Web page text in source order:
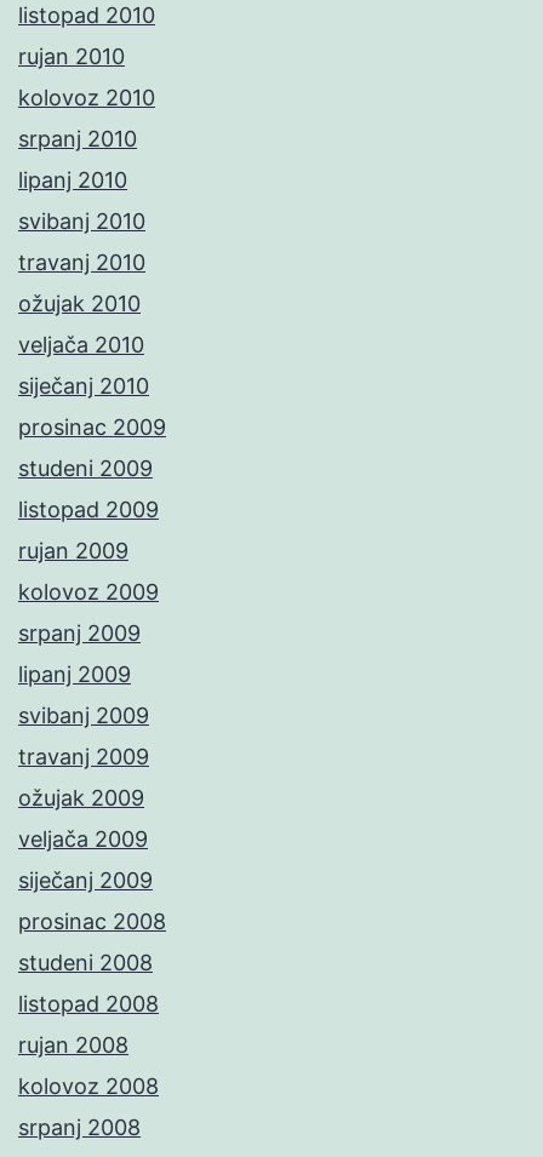
listopad 2010
rujan 2010
kolovoz 2010
srpanj 2010
lipanj 2010
svibanj 2010
travanj 2010
ožujak 2010
veljača 2010
siječanj 2010
prosinac 2009
studeni 2009
listopad 2009
rujan 2009
kolovoz 2009
srpanj 2009
lipanj 2009
svibanj 2009
travanj 2009
ožujak 2009
veljača 2009
siječanj 2009
prosinac 2008
studeni 2008
listopad 2008
rujan 2008
kolovoz 2008
srpanj 2008